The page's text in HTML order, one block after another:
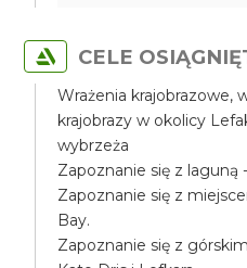
CELE
Wrażenia krajobrazowe,
krajobrazy w okolicy
wybrzeża
Zapoznanie się z laguną
Zapoznanie się z
Bay.
Zapoznanie się z